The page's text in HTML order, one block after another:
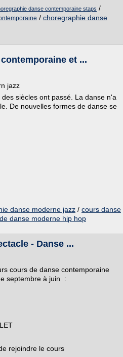
danse contemporaine staps /
/ choregraphie danse
et ...
jazz
siècles ont passé. La danse n'a
De nouvelles formes de danse se
danse moderne jazz / cours danse
danse moderne hip hop
- Danse ...
cours de danse contemporaine
septembre à juin :
rejoindre le cours